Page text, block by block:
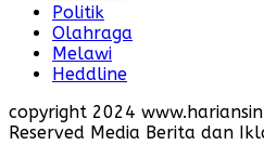
Politik
Olahraga
Melawi
Heddline
copyright 2024
Reserved Media Berita dan